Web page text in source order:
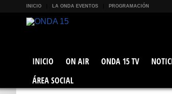
INICIO LA ONDA EVENTOS PROGRAMACIÓN
INICIO ON AIR ONDA 15 TV
ÁREA SOCIAL